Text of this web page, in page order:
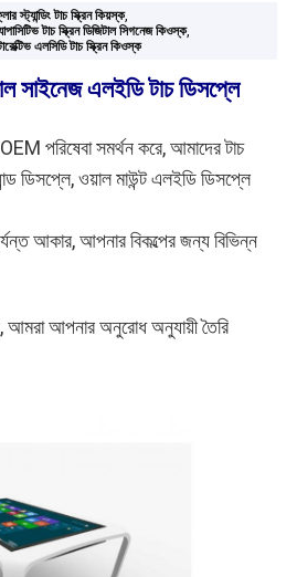
স্ট্যান্ডিং টাচ স্ক্রিন কিয়স্ক,
টাচ স্ক্রিন ডিজিটাল সিগনেজ কিওস্ক,
এলসিডি টাচ স্ক্রিন কিওস্ক
সাইনেজ এলইডি টাচ ডিসপ্লে
পরিষেবা সমর্থন করে, আমাদের টাচ
ডিসপ্লে, ওয়াল মাউন্ট এলইডি ডিসপ্লে
আকার, আপনার বিকল্পের জন্য বিভিন্ন
আমরা আপনার অনুরোধ অনুযায়ী তৈরি